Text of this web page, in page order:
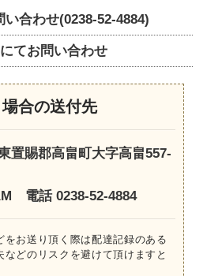
合わせ(0238-52-4884)
てお問い合わせ
合の送付先
置賜郡高畠町大字高畠557-
電話 0238-52-4884
をお送り頂く際は配達記録のある
どのリスクを避けて頂けますと